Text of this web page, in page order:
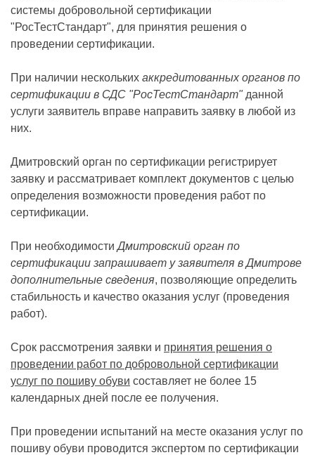
системы добровольной сертификации
"РосТестСтандарт", для принятия решения о
проведении сертификации.
При наличии нескольких аккредитованных органов по
сертификации в СДС "РосТестСтандарт"данной
услуги заявитель вправе направить заявку в любой из
них.
Дмитровский орган по сертификации регистрирует
заявку и рассматривает комплект документов с целью
определения возможности проведения работ по
сертификации.
При необходимостиДмитровский орган по
сертификации запрашивает у заявителя в Дмитрове
дополнительные сведения, позволяющие определить
стабильность и качество оказания услуг (проведения
работ).
Срок рассмотрения заявки и принятия решения о
проведении работ по добровольной сертификации
услуг по пошиву обуви составляет не более 15
календарных дней после ее получения.
При проведении испытаний на месте оказания услуг по
пошиву обуви проводится экспертом по сертификации